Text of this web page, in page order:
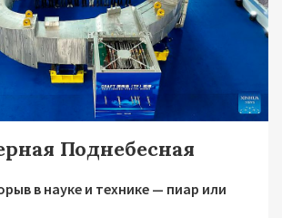
Поднебесная
в науке и технике — пиар или